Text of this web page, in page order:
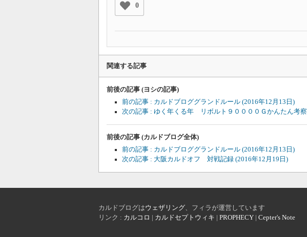
0
関連する記事
前後の記事 (ヨシの記事)
前の記事 : カルドブロググランドルール (2016年12月13日)
次の記事 : ゆく年くる年 リボルト９００００Ｇかんたん考察
前後の記事 (カルドブログ全体)
前の記事 : カルドブロググランドルール (2016年12月13日)
次の記事 : 大阪カルドオフ 対戦記録 (2016年12月19日)
カルドブログはウェザリング、フィラが運営しています
リンク : カルコロ カルドセプトウィキ PROPHECY Cepter's Note